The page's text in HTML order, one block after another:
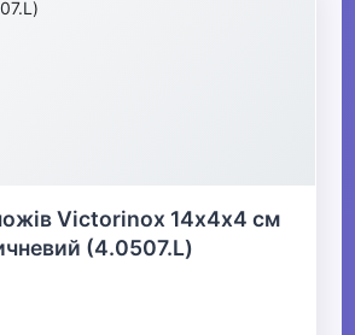
Victorinox 14х4х4 см
(4.0507.L)